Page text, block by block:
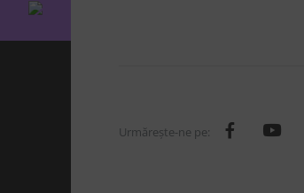
Urmăreşte-ne pe: